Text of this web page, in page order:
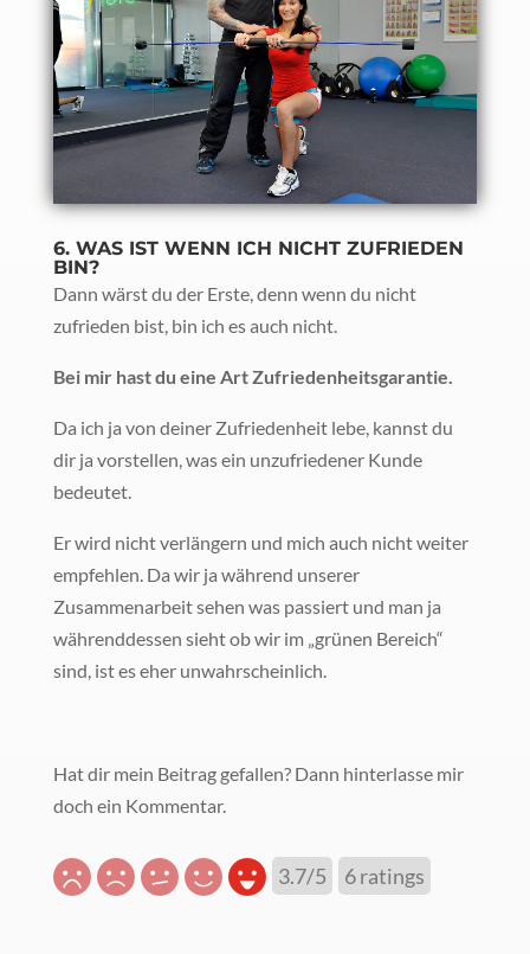
6. WAS IST WENN ICH NICHT ZUFRIEDEN
BIN?
Dann wärst du der Erste, denn wenn du nicht
zufrieden bist, bin ich es auch nicht.
Bei mir hast du eine Art Zufriedenheitsgarantie.
Da ich ja von deiner Zufriedenheit lebe, kannst du
dir ja vorstellen, was ein unzufriedener Kunde
bedeutet.
Er wird nicht verlängern und mich auch nicht weiter
empfehlen. Da wir ja während unserer
Zusammenarbeit sehen was passiert und man ja
währenddessen sieht ob wir im „grünen Bereich“
sind, ist es eher unwahrscheinlich.
Hat dir mein Beitrag gefallen? Dann hinterlasse mir
doch ein Kommentar.
3.7/5 6ratings